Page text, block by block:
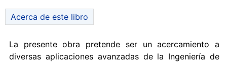
Acerca de este libro
La presente obra pretende ser un acercamiento a
diversas aplicaciones avanzadas de la Ingeniería de